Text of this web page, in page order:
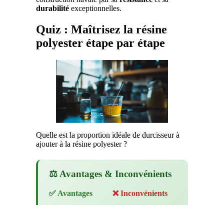
durabilité exceptionnelles.
Quiz : Maîtrisez la résine
polyester étape par étape
Quelle est la proportion idéale de durcisseur à
ajouter à la résine polyester ?
⚖️ Avantages & Inconvénients
✅ Avantages
❌ Inconvénients